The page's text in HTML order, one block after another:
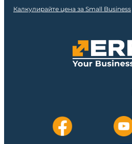
Калкулирайте цена за Small Business